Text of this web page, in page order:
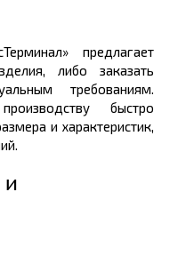
предлагает
либо заказать
требованиям.
быстро
и характеристик,
и